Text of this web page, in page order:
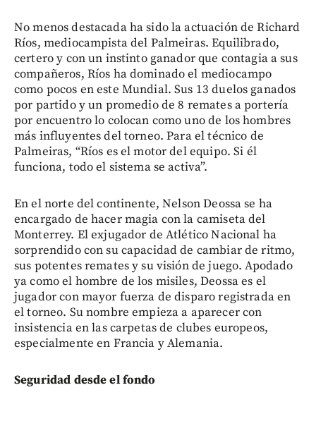
No menos destacada ha sido la actuación de Richard
Ríos, mediocampista del Palmeiras. Equilibrado,
certero y con un instinto ganador que contagia a sus
compañeros, Ríos ha dominado el mediocampo
como pocos en este Mundial. Sus 13 duelos ganados
por partido y un promedio de 8 remates a portería
por encuentro lo colocan como uno de los hombres
más influyentes del torneo. Para el técnico de
Palmeiras, “Ríos es el motor del equipo. Si él
funciona, todo el sistema se activa”.
En el norte del continente, Nelson Deossa se ha
encargado de hacer magia con la camiseta del
Monterrey. El exjugador de Atlético Nacional ha
sorprendido con su capacidad de cambiar de ritmo,
sus potentes remates y su visión de juego. Apodado
ya como el hombre de los misiles, Deossa es el
jugador con mayor fuerza de disparo registrada en
el torneo. Su nombre empieza a aparecer con
insistencia en las carpetas de clubes europeos,
especialmente en Francia y Alemania.
Seguridad desde el fondo